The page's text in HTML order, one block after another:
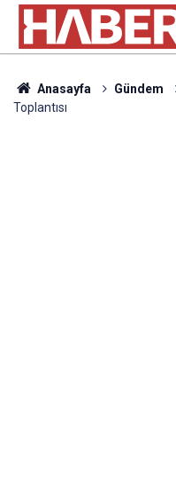
Anasayfa Gündem
Toplantısı